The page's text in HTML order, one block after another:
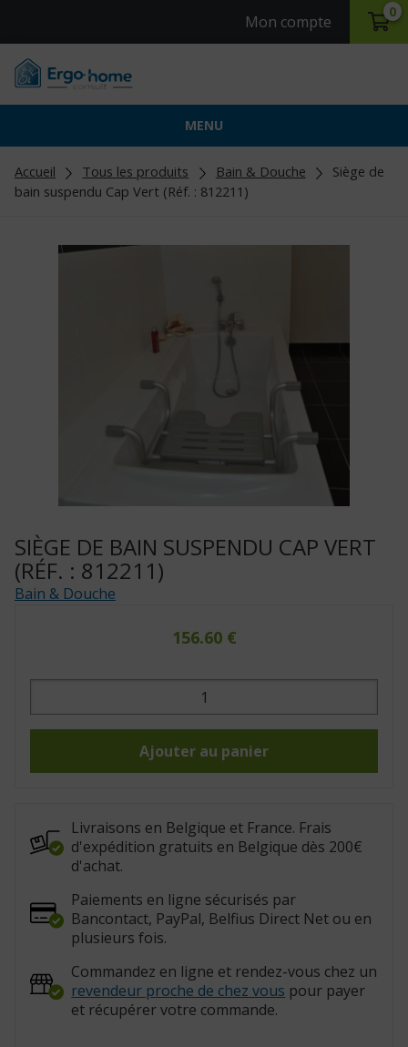
Mon compte
0
MENU
Accueil Tous les produits Bain & Douche
Siège de
bain suspendu Cap Vert (Réf. : 812211)
SIÈGE DE BAIN SUSPENDU CAP VERT
(RÉF. : 812211)
Bain & Douche
156.60 €
quantité
Siège
Vert
Ajouter au panier
Livraisons en Belgique et France. Frais
d'expédition gratuits en Belgique dès 200€
d'achat.
Paiements en ligne sécurisés par
Bancontact, PayPal, Belfius Direct Net ou en
plusieurs fois.
Commandez en ligne et rendez-vous chez un
revendeur proche de chez vous pour payer
et récupérer votre commande.